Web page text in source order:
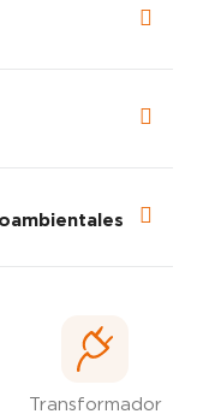
Transformador